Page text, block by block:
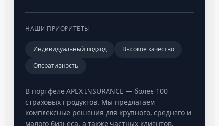
НАШИ ПРИОРИТЕТЫ
Индивидуальный подход
Высокое качество
Оперативность
В портфеле APEX INSURANCE — более 100
страховых продуктов. Мы предлагаем
комплексные решения для крупного, среднего и
малого бизнеса, а также частных клиентов.